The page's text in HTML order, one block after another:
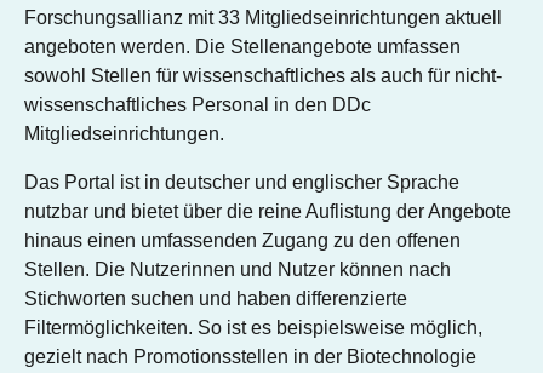
Forschungsallianz mit 33 Mitgliedseinrichtungen aktuell
angeboten werden. Die Stellenangebote umfassen
sowohl Stellen für wissenschaftliches als auch für nicht-
wissenschaftliches Personal in den DDc
Mitgliedseinrichtungen.
Das Portal ist in deutscher und englischer Sprache
nutzbar und bietet über die reine Auflistung der Angebote
hinaus einen umfassenden Zugang zu den offenen
Stellen. Die Nutzerinnen und Nutzer können nach
Stichworten suchen und haben differenzierte
Filtermöglichkeiten. So ist es beispielsweise möglich,
gezielt nach Promotionsstellen in der Biotechnologie